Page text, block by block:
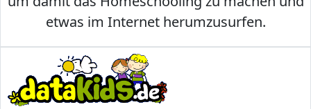
etwas im Internet herumzusurfen.